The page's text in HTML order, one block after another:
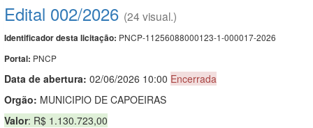
Edital 002/2026 (24 visual.)
Identificador desta licitação: PNCP-11256088000123-1-000017-2026
Portal: PNCP
Data de abertura: 02/06/2026 10:00 Encerrada
Orgão: MUNICIPIO DE CAPOEIRAS
Valor: R$ 1.130.723,00